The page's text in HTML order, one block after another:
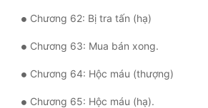
Chương 62: Bị tra tấn (hạ)
Chương 63: Mua bán xong.
Chương 64: Hộc máu (thượng)
Chương 65: Hộc máu (hạ).